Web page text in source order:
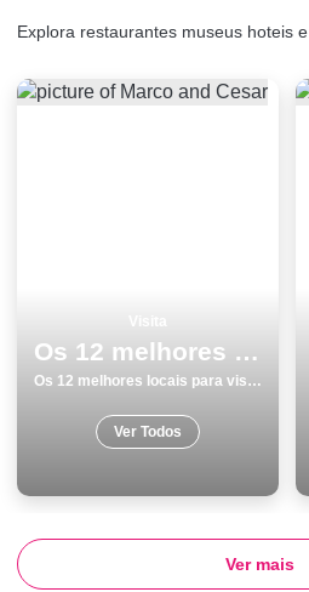
Explora restaurantes museus hoteis
Os 12 melhores locais para visitar na Costa da Caparica
Os 12 melhores locais para visitar na Costa da Caparica
Ver Todos
Ver mais